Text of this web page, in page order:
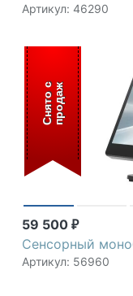
Артикул: 46290
59 500 ₽
Сенсорный
Артикул: 56960
С
н
я
т
о
с
п
р
о
д
аж